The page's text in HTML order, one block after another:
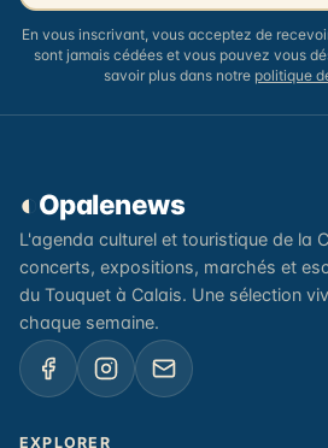
En vous inscrivant, vous acceptez de
sont jamais cédées et vous pouvez vous
savoir plus dans notre politique
◐ Opalenews
L'agenda culturel et touristique de la
concerts, expositions, marchés et
du Touquet à Calais. Une sélection
chaque semaine.
EXPLORER